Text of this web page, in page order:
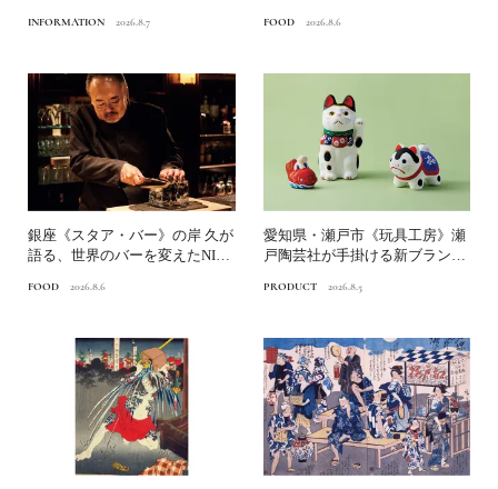
INFORMATION 2026.8.7 FOOD 2026.8.6
銀座《スタア・バー》の岸 久が
語る、世界のバーを変えたNINJ
FOOD 2026.8.6
愛知県・瀬戸市《玩具工房》瀬
戸陶芸社が手掛ける新ブランド
PRODUCT 2026.8.5